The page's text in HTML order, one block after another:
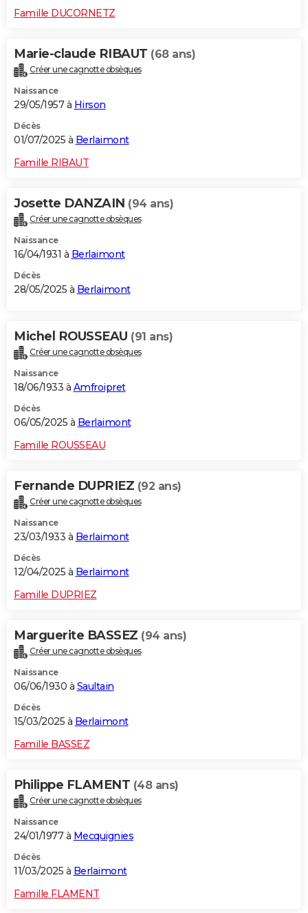
Famille DUCORNETZ
Marie-claude RIBAUT (68 ans)
Créer une cagnotte obsèques
Naissance
29/05/1957 à Hirson
Décès
01/07/2025 à Berlaimont
Famille RIBAUT
Josette DANZAIN (94 ans)
Créer une cagnotte obsèques
Naissance
16/04/1931 à Berlaimont
Décès
28/05/2025 à Berlaimont
Michel ROUSSEAU (91 ans)
Créer une cagnotte obsèques
Naissance
18/06/1933 à Amfroipret
Décès
06/05/2025 à Berlaimont
Famille ROUSSEAU
Fernande DUPRIEZ (92 ans)
Créer une cagnotte obsèques
Naissance
23/03/1933 à Berlaimont
Décès
12/04/2025 à Berlaimont
Famille DUPRIEZ
Marguerite BASSEZ (94 ans)
Créer une cagnotte obsèques
Naissance
06/06/1930 à Saultain
Décès
15/03/2025 à Berlaimont
Famille BASSEZ
Philippe FLAMENT (48 ans)
Créer une cagnotte obsèques
Naissance
24/01/1977 à Mecquignies
Décès
11/03/2025 à Berlaimont
Famille FLAMENT